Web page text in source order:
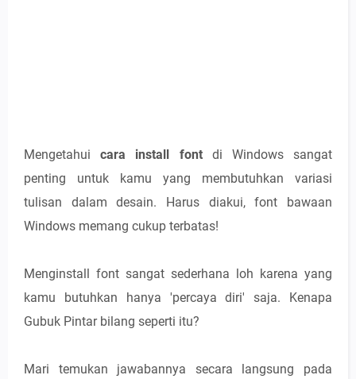
Mengetahuicara install fontdi Windows sangat
penting untuk kamu yang membutuhkan variasi
tulisan dalam desain. Harus diakui, font bawaan
Windows memang cukup terbatas!
Menginstall font sangat sederhana loh karena yang
kamu butuhkan hanya 'percaya diri' saja. Kenapa
Gubuk Pintar bilang seperti itu?
Mari temukan jawabannya secara langsung pada